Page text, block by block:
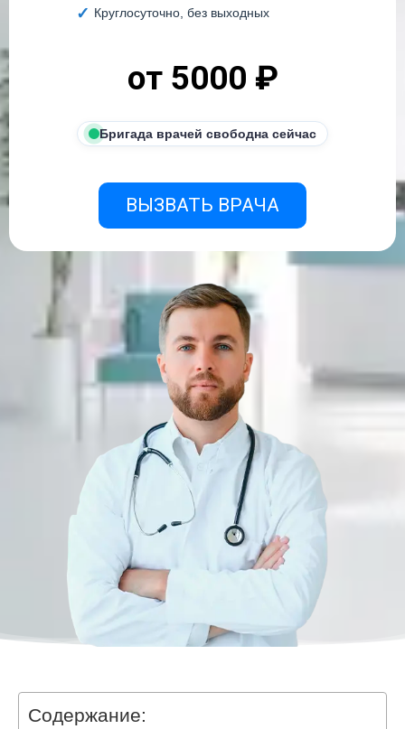
Круглосуточно, без выходных
от 5000 ₽
Бригада врачей свободна сейчас
ВЫЗВАТЬ ВРАЧА
Содержание: